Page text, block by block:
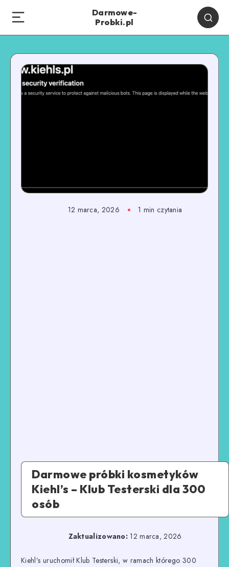
Darmowe-
Probki.pl
12 marca, 2026 1 min czytania
Darmowe próbki kosmetyków
Kiehl’s – Klub Testerski dla 300
osób
Zaktualizowano: 12 marca, 2026
Kiehl’s uruchomił Klub Testerski, w ramach którego 300